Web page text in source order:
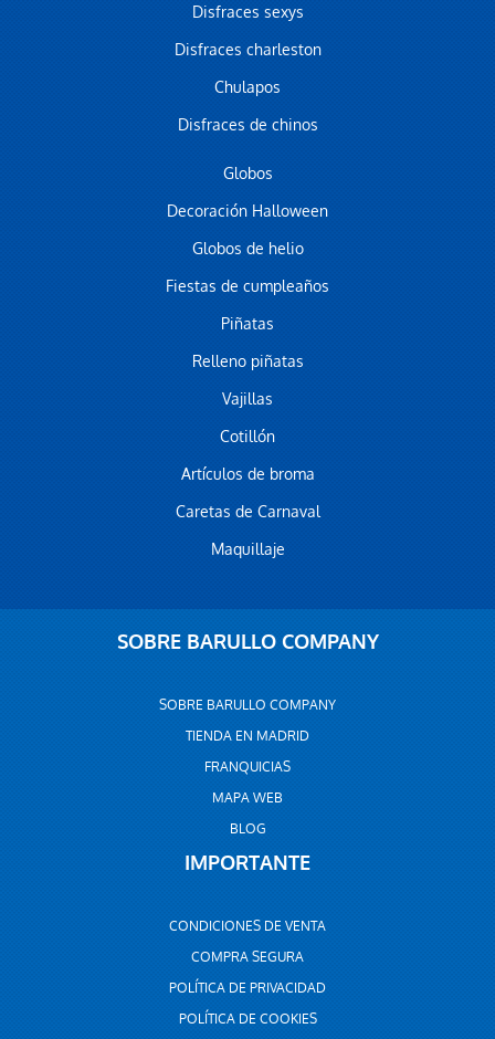
Disfraces sexys
Disfraces charleston
Chulapos
Disfraces de chinos
Globos
Decoración Halloween
Globos de helio
Fiestas de cumpleaños
Piñatas
Relleno piñatas
Vajillas
Cotillón
Artículos de broma
Caretas de Carnaval
Maquillaje
SOBRE BARULLO COMPANY
SOBRE BARULLO COMPANY
TIENDA EN MADRID
FRANQUICIAS
MAPA WEB
BLOG
IMPORTANTE
CONDICIONES DE VENTA
COMPRA SEGURA
POLÍTICA DE PRIVACIDAD
POLÍTICA DE COOKIES